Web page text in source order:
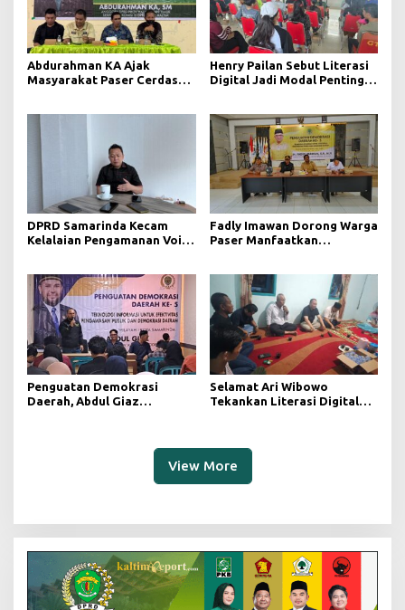
Abdurahman KA Ajak
Masyarakat Paser Cerdas
Henry Pailan Sebut Literasi
Digital Jadi Modal Penting
DPRD Samarinda Kecam
Kelalaian Pengamanan Void
Fadly Imawan Dorong Warga
Paser Manfaatkan
Pemerintahan
Penguatan Demokrasi
Daerah, Abdul Giaz
Selamat Ari Wibowo
Tekankan Literasi Digital
View More